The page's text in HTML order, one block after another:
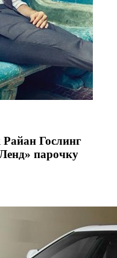
Гослинг
парочку